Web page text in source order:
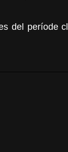
del període